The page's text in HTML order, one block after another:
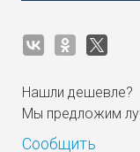
Нашли дешевле?
Мы предложим
Сообщить